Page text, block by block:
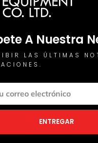
A Nuestra
LAS ÚLTIMAS
ENTREGAR